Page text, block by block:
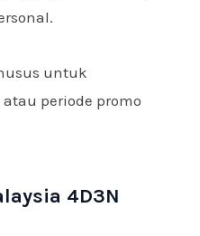
untuk
periode promo
4D3N